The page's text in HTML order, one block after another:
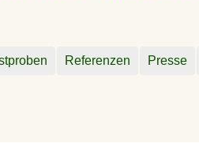
Referenzen Presse